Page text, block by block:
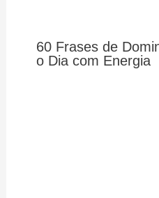
60 Frases de
o Dia com Energia